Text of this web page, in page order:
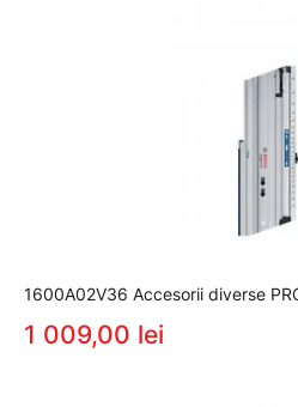
1600A02V36 Accesorii diverse
1 009,00 lei